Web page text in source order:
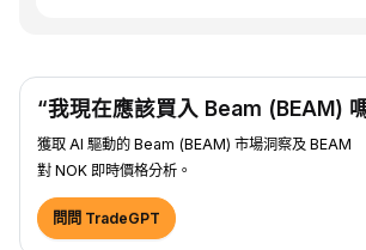
“我現在應該買入 Beam (BEAM)
獲取 AI 驅動的 Beam (BEAM) 市場洞察及 BEAM
對 NOK 即時價格分析。
問問 TradeGPT